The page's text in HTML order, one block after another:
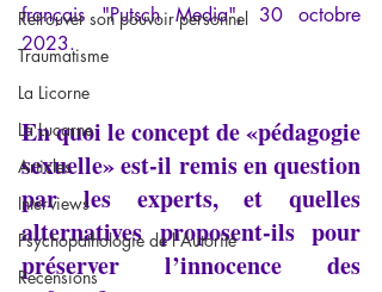
Retrouver son pouvoir personnel
Traumatisme
La Licorne
La Lucarne
Articles
Interviews
Psychopathologie de l'Autorité
Recensions
français "Putsch Media", 30 octobre
2023.
En quoi le concept de «pédagogie
sexuelle» est-il remis en question
par les experts, et quelles
alternatives proposent-ils pour
préserver l’innocence des